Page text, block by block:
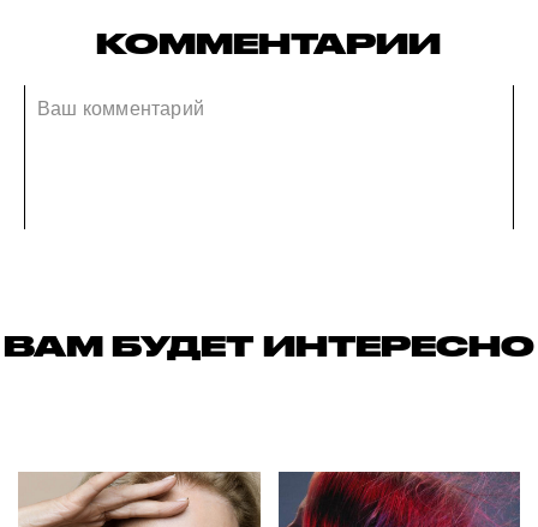
КОММЕНТАРИИ
ВАМ БУДЕТ ИНТЕРЕСНО